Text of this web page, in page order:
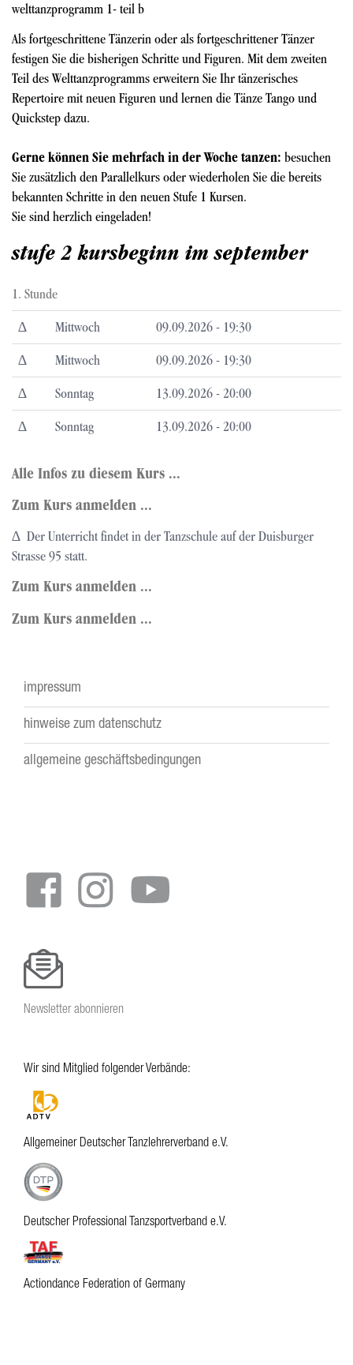
welttanzprogramm 1- teil b
Als fortgeschrittene Tänzerin oder als fortgeschrittener Tänzer
festigen Sie die bisherigen Schritte und Figuren. Mit dem zweiten
Teil des Welttanzprogramms erweitern Sie Ihr tänzerisches
Repertoire mit neuen Figuren und lernen die Tänze Tango und
Quickstep dazu.
Gerne können Sie mehrfach in der Woche tanzen: besuchen
Sie zusätzlich den Parallelkurs oder wiederholen Sie die bereits
bekannten Schritte in den neuen Stufe 1 Kursen.
Sie sind herzlich eingeladen!
stufe 2 kursbeginn im september
1. Stunde
∆ Mittwoch 09.09.2026 - 19:30
∆ Mittwoch 09.09.2026 - 19:30
∆ Sonntag 13.09.2026 - 20:00
∆ Sonntag 13.09.2026 - 20:00
Alle Infos zu diesem Kurs ...
Zum Kurs anmelden ...
∆ Der Unterricht findet in der Tanzschule auf der Duisburger
Strasse 95 statt.
Zum Kurs anmelden ...
Zum Kurs anmelden ...
Footer
menu
impressum
hinweise zum datenschutz
allgemeine geschäftsbedingungen
Newsletter abonnieren
Wir sind Mitglied folgender Verbände:
Allgemeiner Deutscher Tanzlehrerverband e.V.
Deutscher Professional Tanzsportverband e.V.
Actiondance Federation of Germany